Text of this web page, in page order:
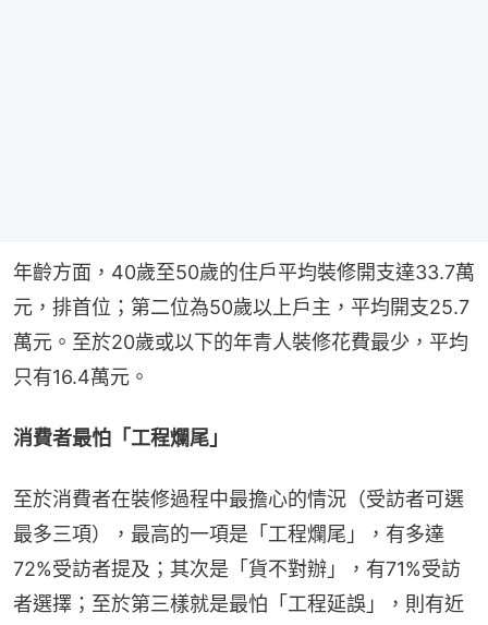
年齡方面，40歲至50歲的住戶平均裝修開支達33.7萬
元，排首位；第二位為50歲以上戶主，平均開支25.7
萬元。至於20歲或以下的年青人裝修花費最少，平均
只有16.4萬元。
消費者最怕「工程爛尾」
至於消費者在裝修過程中最擔心的情況（受訪者可選
最多三項），最高的一項是「工程爛尾」，有多達
72%受訪者提及；其次是「貨不對辦」，有71%受訪
者選擇；至於第三樣就是最怕「工程延誤」，則有近